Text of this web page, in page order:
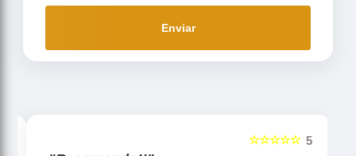
Enviar
5
☆☆☆☆☆